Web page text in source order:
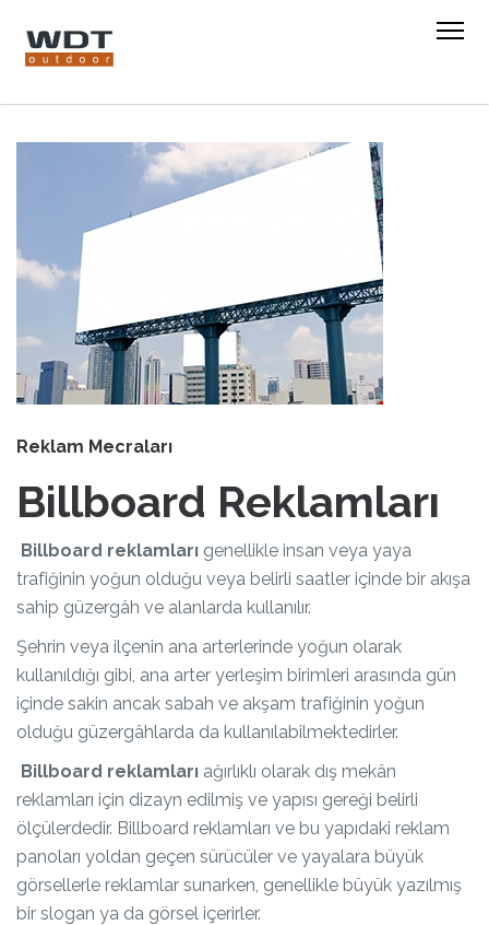
Reklam Mecraları
Billboard Reklamları
Billboard reklamları genellikle insan veya yaya
trafiğinin yoğun olduğu veya belirli saatler içinde bir akışa
sahip güzergâh ve alanlarda kullanılır.
Şehrin veya ilçenin ana arterlerinde yoğun olarak
kullanıldığı gibi, ana arter yerleşim birimleri arasında gün
içinde sakin ancak sabah ve akşam trafiğinin yoğun
olduğu güzergâhlarda da kullanılabilmektedirler.
Billboard reklamları ağırlıklı olarak dış mekân
reklamları için dizayn edilmiş ve yapısı gereği belirli
ölçülerdedir. Billboard reklamları ve bu yapıdaki reklam
panoları yoldan geçen sürücüler ve yayalara büyük
görsellerle reklamlar sunarken, genellikle büyük yazılmış
bir slogan ya da görsel içerirler.